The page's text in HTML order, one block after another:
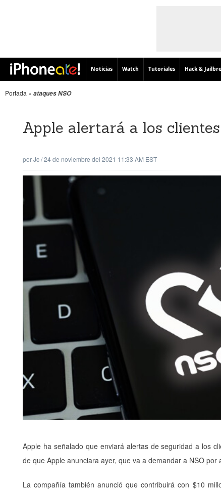
Noticias Watch Tutoriales Hack &
Portada » ataques NSO
Apple alertará a los
porJc/24 de noviembre del 2021 11:33 AM EST
Apple ha señalado que enviará alertas de seguridad a los
de que Apple anunciara ayer, que va a demandar a NSO por
La compañía también anunció que contribuirá con $10